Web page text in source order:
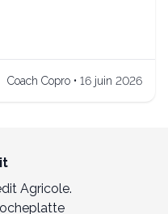
Coach Copro • 16 juin 2026
Agricole.